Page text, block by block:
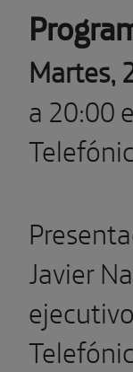
Martes,
a 20:00
Javier